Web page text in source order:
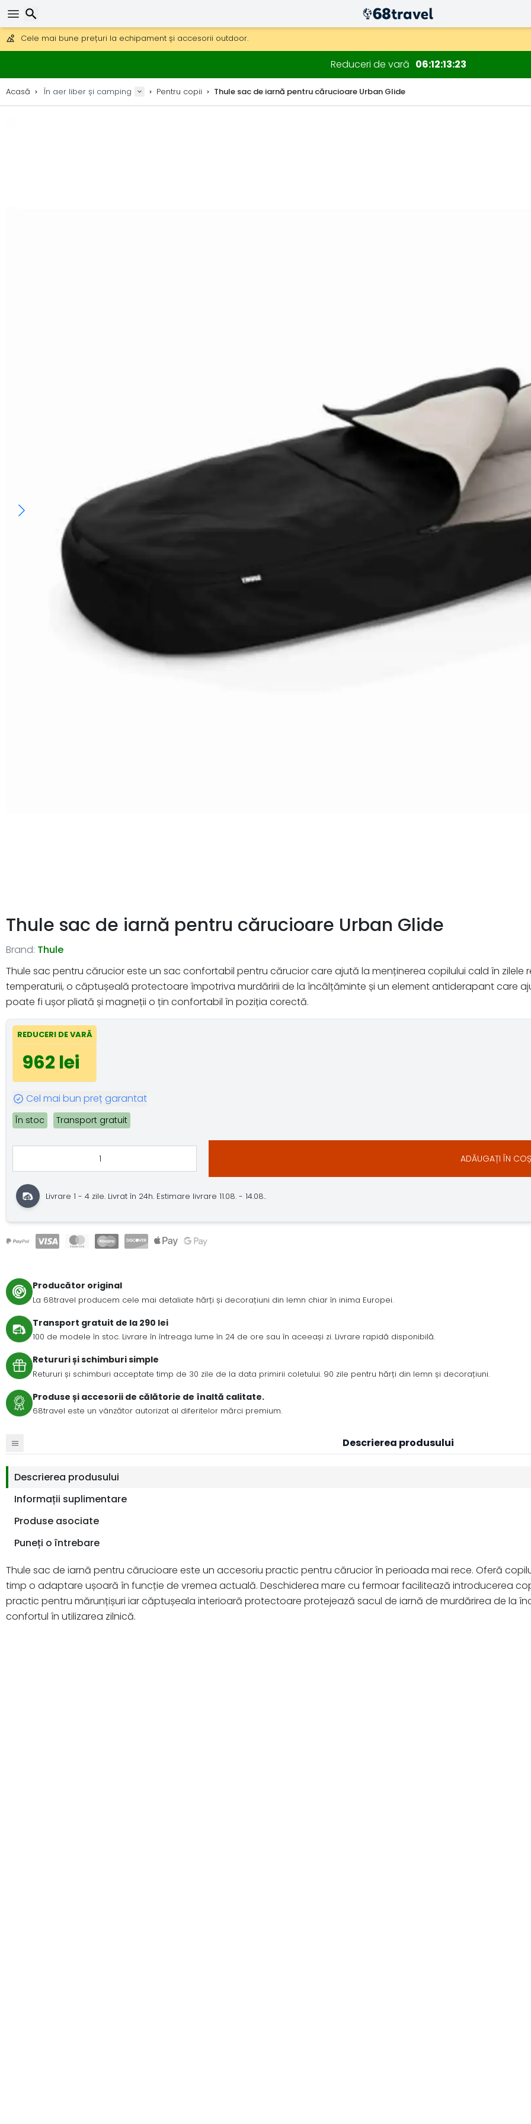
DHL Express peste noapte, de asemenea, disponibil.
30 zile pentru retur, 90 zile pentru hărți din lemn și decorațiuni.
Cele mai bune prețuri la echipament și accesorii outdoor.
Reduceri de vară 06121322
Acasă În aer liber și camping Pentru copii Thule sac de iarnă pentru cărucioare Urban Glide
Thule sac de iarnă pentru cărucioare Urban Glide
Brand: Thule
Thule sac pentru cărucior este un sac confortabil pentru cărucior care ajută la menținerea copilului cald în zilele
temperaturii, o căptușeală protectoare împotriva murdăririi de la încălțăminte și un element antiderapant care
poate fi ușor pliată și magneții o țin confortabil în poziția corectă.
REDUCERI DE VARĂ
962 lei
Cel mai bun preț garantat
În stoc Transport gratuit
ADĂUGAȚI ÎN
Livrare 1 - 4 zile. Livrat în 24h. Estimare livrare 11.08. - 14.08..
Producător original
La 68travel producem cele mai detaliate hărți și decorațiuni din lemn chiar în inima Europei.
Transport gratuit de la 290 lei
100 de modele în stoc. Livrare în întreaga lume în 24 de ore sau în aceeași zi. Livrare rapidă disponibilă.
Retururi și schimburi simple
Retururi și schimburi acceptate timp de 30 zile de la data primirii coletului. 90 zile pentru hărți din lemn și decorațiuni.
Produse și accesorii de călătorie de înaltă calitate.
68travel este un vânzător autorizat al diferitelor mărci premium.
Descrierea produsului
Descrierea produsului
Informații suplimentare
Produse asociate
Puneți o întrebare
Thule sac de iarnă pentru cărucioare este un accesoriu practic pentru cărucior în perioada mai rece. Oferă
timp o adaptare ușoară în funcție de vremea actuală. Deschiderea mare cu fermoar facilitează introducerea
practic pentru mărunțișuri iar căptușeala interioară protectoare protejează sacul de iarnă de murdărirea de la
confortul în utilizarea zilnică.